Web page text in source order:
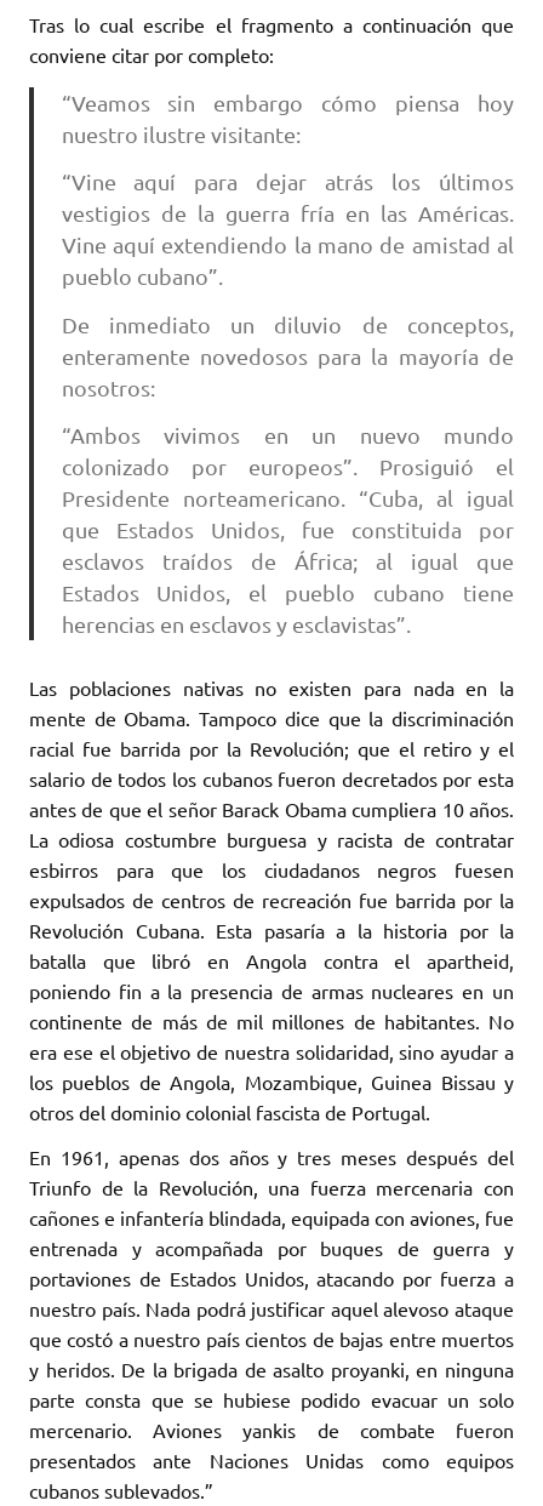
Tras lo cual escribe el fragmento a continuación que
conviene citar por completo:
“Veamos sin embargo cómo piensa hoy
nuestro ilustre visitante:
“Vine aquí para dejar atrás los últimos
vestigios de la guerra fría en las Américas.
Vine aquí extendiendo la mano de amistad al
pueblo cubano”.
De inmediato un diluvio de conceptos,
enteramente novedosos para la mayoría de
nosotros:
“Ambos vivimos en un nuevo mundo
colonizado por europeos”. Prosiguió el
Presidente norteamericano. “Cuba, al igual
que Estados Unidos, fue constituida por
esclavos traídos de África; al igual que
Estados Unidos, el pueblo cubano tiene
herencias en esclavos y esclavistas”.
Las poblaciones nativas no existen para nada en la
mente de Obama. Tampoco dice que la discriminación
racial fue barrida por la Revolución; que el retiro y el
salario de todos los cubanos fueron decretados por esta
antes de que el señor Barack Obama cumpliera 10 años.
La odiosa costumbre burguesa y racista de contratar
esbirros para que los ciudadanos negros fuesen
expulsados de centros de recreación fue barrida por la
Revolución Cubana. Esta pasaría a la historia por la
batalla que libró en Angola contra el apartheid,
poniendo fin a la presencia de armas nucleares en un
continente de más de mil millones de habitantes. No
era ese el objetivo de nuestra solidaridad, sino ayudar a
los pueblos de Angola, Mozambique, Guinea Bissau y
otros del dominio colonial fascista de Portugal.
En 1961, apenas dos años y tres meses después del
Triunfo de la Revolución, una fuerza mercenaria con
cañones e infantería blindada, equipada con aviones, fue
entrenada y acompañada por buques de guerra y
portaviones de Estados Unidos, atacando por fuerza a
nuestro país. Nada podrá justificar aquel alevoso ataque
que costó a nuestro país cientos de bajas entre muertos
y heridos. De la brigada de asalto proyanki, en ninguna
parte consta que se hubiese podido evacuar un solo
mercenario. Aviones yankis de combate fueron
presentados ante Naciones Unidas como equipos
cubanos sublevados.”